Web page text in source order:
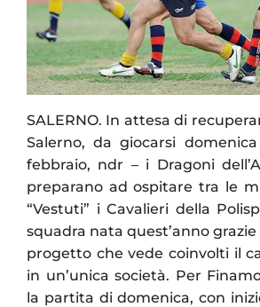
SALERNO. In attesa di
Salerno, da giocarsi
febbraio, ndr – i Dragoni
preparano ad ospitare tra le
“Vestuti” i Cavalieri della
squadra nata quest’anno grazie
progetto che vede coinvolti il
in un’unica società. Per
la partita di domenica, con